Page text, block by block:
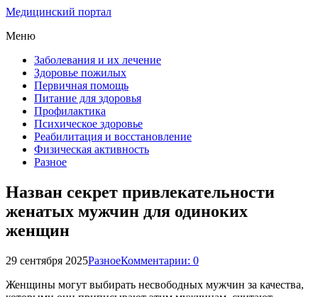
Медицинский портал
Меню
Заболевания и их лечение
Здоровье пожилых
Первичная помощь
Питание для здоровья
Профилактика
Психическое здоровье
Реабилитация и восстановление
Физическая активность
Разное
Назван секрет привлекательности
женатых мужчин для одиноких
женщин
29 сентября 2025РазноеКомментарии: 0
Женщины могут выбирать несвободных мужчин за качества,